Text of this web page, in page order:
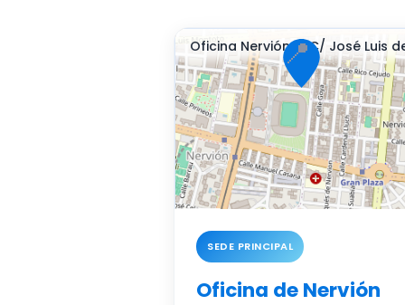
📍
Oficina Nervión — C/ José Luis
SEDE PRINCIPAL
Oficina de Nervión